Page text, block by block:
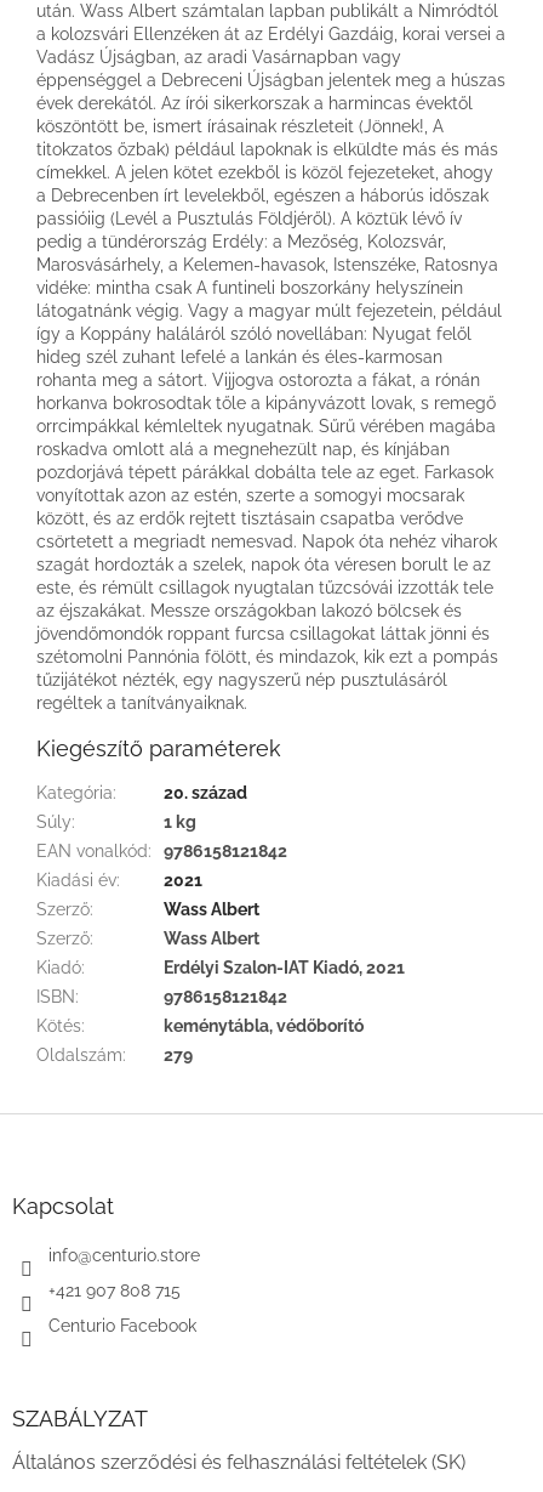
után. Wass Albert számtalan lapban publikált a Nimródtól
a kolozsvári Ellenzéken át az Erdélyi Gazdáig, korai versei a
Vadász Újságban, az aradi Vasárnapban vagy
éppenséggel a Debreceni Újságban jelentek meg a húszas
évek derekától. Az írói sikerkorszak a harmincas évektől
köszöntött be, ismert írásainak részleteit (Jönnek!, A
titokzatos őzbak) például lapoknak is elküldte más és más
címekkel. A jelen kötet ezekből is közöl fejezeteket, ahogy
a Debrecenben írt levelekből, egészen a háborús időszak
passióiig (Levél a Pusztulás Földjéről). A köztük lévő ív
pedig a tündérország Erdély: a Mezőség, Kolozsvár,
Marosvásárhely, a Kelemen-havasok, Istenszéke, Ratosnya
vidéke: mintha csak A funtineli boszorkány helyszínein
látogatnánk végig. Vagy a magyar múlt fejezetein, például
így a Koppány haláláról szóló novellában: Nyugat felől
hideg szél zuhant lefelé a lankán és éles-karmosan
rohanta meg a sátort. Vijjogva ostorozta a fákat, a rónán
horkanva bokrosodtak tőle a kipányvázott lovak, s remegő
orrcimpákkal kémleltek nyugatnak. Sűrű vérében magába
roskadva omlott alá a megnehezült nap, és kínjában
pozdorjává tépett párákkal dobálta tele az eget. Farkasok
vonyítottak azon az estén, szerte a somogyi mocsarak
között, és az erdők rejtett tisztásain csapatba verődve
csörtetett a megriadt nemesvad. Napok óta nehéz viharok
szagát hordozták a szelek, napok óta véresen borult le az
este, és rémült csillagok nyugtalan tűzcsóvái izzották tele
az éjszakákat. Messze országokban lakozó bölcsek és
jövendőmondók roppant furcsa csillagokat láttak jönni és
szétomolni Pannónia fölött, és mindazok, kik ezt a pompás
tűzijátékot nézték, egy nagyszerű nép pusztulásáról
regéltek a tanítványaiknak.
Kiegészítő paraméterek
Kategória:
20. század
Súly:
1 kg
EAN vonalkód:
9786158121842
Kiadási év:
2021
Szerző:
Wass Albert
Szerző:
Wass Albert
Kiadó:
Erdélyi Szalon-IAT Kiadó, 2021
ISBN:
9786158121842
Kötés:
keménytábla, védőborító
Oldalszám: 279
Kapcsolat
info@centurio.store
+421 907 808 715
Centurio Facebook
SZABÁLYZAT
Általános szerződési és felhasználási feltételek (SK)